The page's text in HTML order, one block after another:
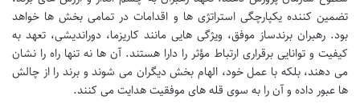
تضمین کننده یکپارچگی استراتژی ها و اقدامات در تمامی بخش ها خواهد
بود. رهبران برندساز موفق، ویژگی هایی مانند کاریزما، دوراندیشی، تعهد به
کیفیت و توانایی برقراری ارتباط مؤثر را دارا هستند. آن ها نه تنها راه را نشان
می دهند، بلکه با عمل خود، الهام بخش دیگران می شوند و برند را از چالش
ها عبور داده و آن را به سوی قله های موفقیت هدایت می کنند.